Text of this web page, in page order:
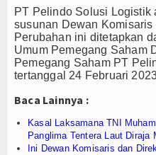
Nasional
News
Religi
PT Pelindo Solusi Logistik
susunan Dewan Komisaris
Perubahan ini ditetapkan
Umum Pemegang Saham
Pemegang Saham PT
tertanggal 24 Februari
Baca Lainnya :
Kasal Laksamana TNI
Panglima Tentera Laut Diraja
Ini Dewan Komisaris dan